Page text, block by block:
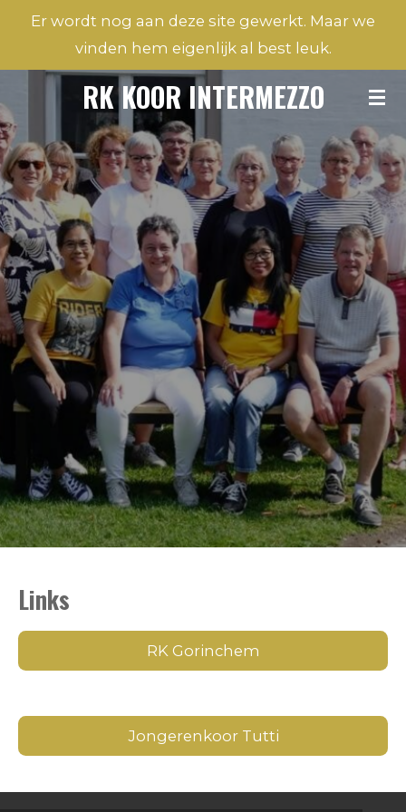
naar
hoofdinhoud
RK KOOR INTERMEZZO
Er wordt nog aan deze site gewerkt. Maar we
vinden hem eigenlijk al best leuk.
Links
RK Gorinchem
Jongerenkoor Tutti